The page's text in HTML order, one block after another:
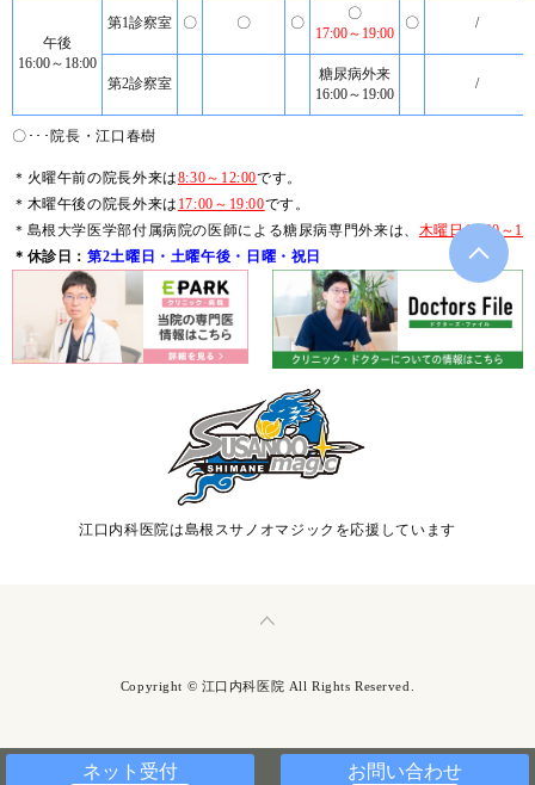
ネット受付 お問い合わせ
午後
16:00～18:00
第1診察室 〇 〇 〇
〇
17:00～19:00
〇 /
第2診察室
糖尿病外来
16:00～19:00
/
〇･･･院長・江口春樹
＊火曜午前の院長外来は8:30～12:00です。
＊木曜午後の院長外来は 17:00～19:00です。
＊島根大学医学部付属病院の医師による糖尿病専門外来は、 木曜日16:00～
＊休診日：第2土曜日・土曜午後・日曜・祝日
江口内科医院は島根スサノオマジックを応援しています
Copyright © 江口内科医院 All Rights Reserved.